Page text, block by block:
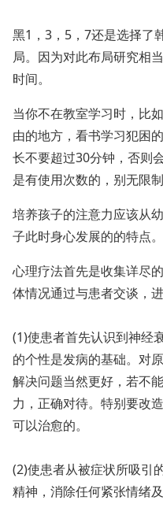
黑1，3，5，7还是选择了
局。因为对此布局研究相
时间。
当你不在教室学习时，比
由的地方，看书学习犯困
长不要超过30分钟，否则
是有使用次数的，别无限制
培养孩子的注意力应该从
子此时身心发展的的特点。
心理疗法首先是收集详尽
体情况通过与患者交谈，
(1)使患者首先认识到神经
的个性是发病的基础。对
解决问题当然更好，若不
力，正确对待。特别要改
可以治愈的。
(2)使患者从被症状所吸引
精神，消除任何紧张情绪及